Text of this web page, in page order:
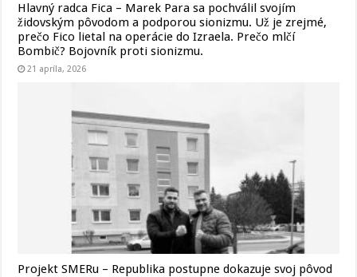
Hlavný radca Fica – Marek Para sa pochválil svojím
židovským pôvodom a podporou sionizmu. Už je zrejmé,
prečo Fico lietal na operácie do Izraela. Prečo mlčí
Bombič? Bojovník proti sionizmu.
21 apríla, 2026
Projekt SMERu – Republika postupne dokazuje svoj pôvod